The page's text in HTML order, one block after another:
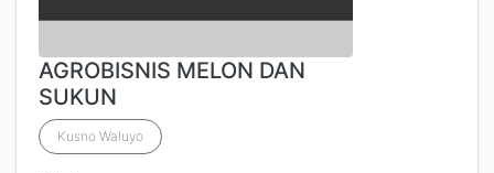
AGROBISNIS MELON DAN
SUKUN
Kusno Waluyo